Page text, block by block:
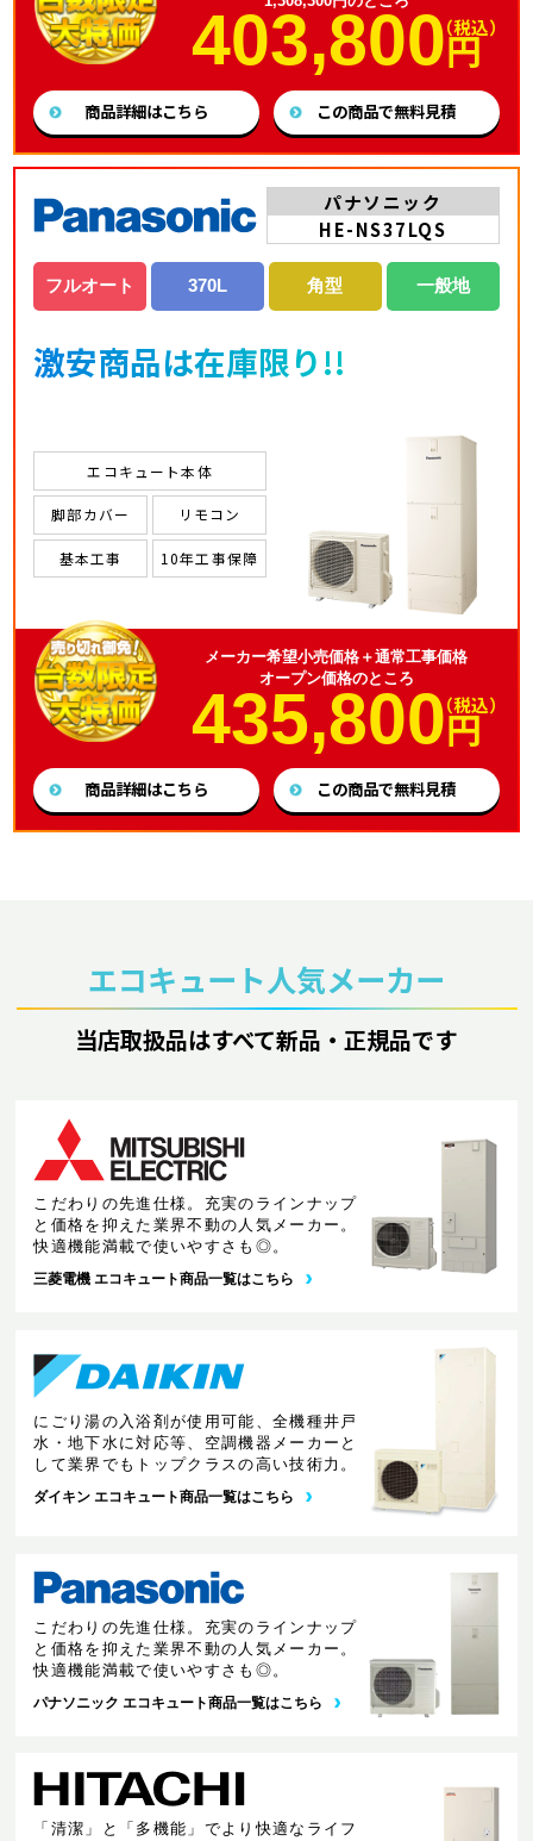
403,800円
（税込）
商品詳細はこちら この商品で無料見積
パナソニック
HE-NS37LQS
フルオート 370L 角型 一般地
激安商品は在庫限り!!
エコキュート本体
脚部カバー リモコン
基本工事 10年工事保障
メーカー希望小売価格＋通常工事価格
オープン価格のところ
435,800円
（税込）
商品詳細はこちら この商品で無料見積
エコキュート人気メーカー
当店取扱品はすべて新品・正規品です
こだわりの先進仕様。充実のラインナップ
と価格を抑えた業界不動の人気メーカー。
快適機能満載で使いやすさも◎。
三菱電機 エコキュート商品一覧はこちら
にごり湯の入浴剤が使用可能、全機種井戸
水・地下水に対応等、空調機器メーカーと
して業界でもトップクラスの高い技術力。
ダイキン エコキュート商品一覧はこちら
こだわりの先進仕様。充実のラインナップ
と価格を抑えた業界不動の人気メーカー。
快適機能満載で使いやすさも◎。
パナソニック エコキュート商品一覧はこちら
「清潔」と「多機能」でより快適なライフ